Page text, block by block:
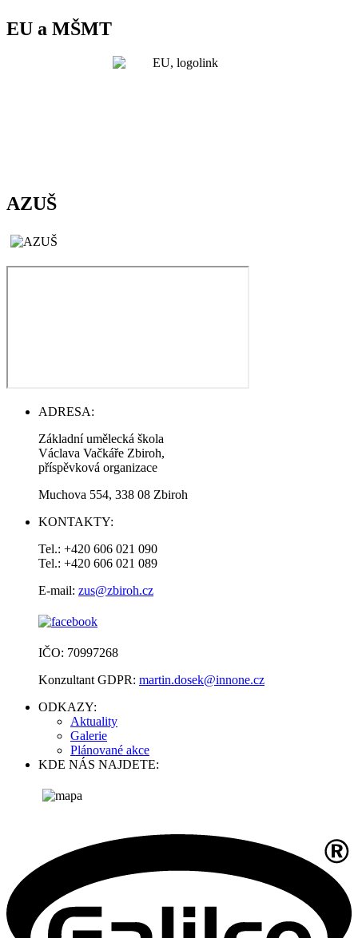
EU a MŠMT
AZUŠ
ADRESA:
Základní umělecká škola
Václava Vačkáře Zbiroh,
příspěvková organizace
Muchova 554, 338 08 Zbiroh
KONTAKTY:
Tel.: +420 606 021 090
Tel.: +420 606 021 089
E-mail: zus@zbiroh.cz
IČO: 70997268
Konzultant GDPR: martin.dosek@innone.cz
ODKAZY:
Aktuality
Galerie
Plánované akce
KDE NÁS NAJDETE: